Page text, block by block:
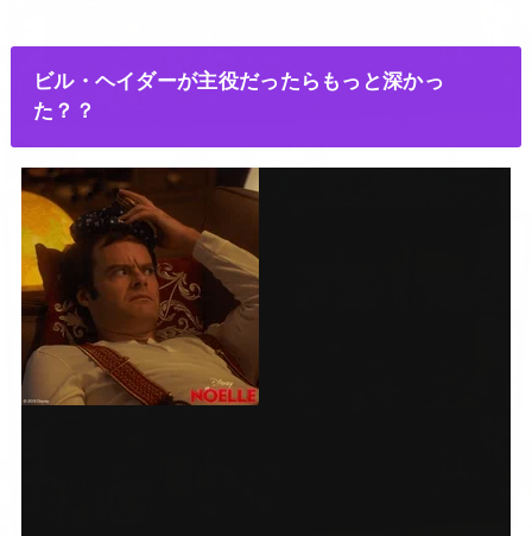
ビル・ヘイダーが主役だったらもっと深かっ
た？？